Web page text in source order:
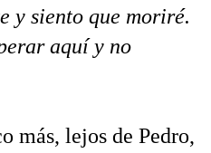
y siento que moriré.
aquí y no
más, lejos de Pedro,